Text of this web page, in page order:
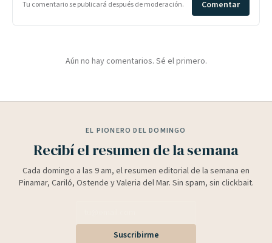
Tu comentario se publicará después de moderación. Comentar
Aún no hay comentarios. Sé el primero.
EL PIONERO DEL DOMINGO
Recibí el resumen de la semana
Cada domingo a las 9 am, el resumen editorial de la semana en
Pinamar, Cariló, Ostende y Valeria del Mar. Sin spam, sin clickbait.
Suscribirme